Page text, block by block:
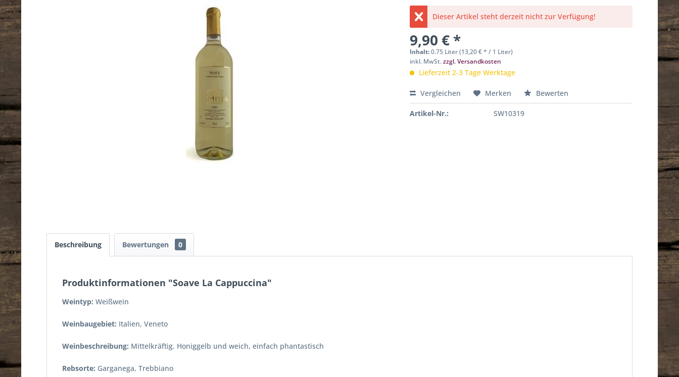
Dieser Artikel steht derzeit nicht zur Verfügung!
9,90 € *
Inhalt:0.75 Liter (13,20 € * / 1 Liter)
inkl. MwSt.zzgl. Versandkosten
Lieferzeit 2-3 Tage Werktage
Vergleichen Merken Bewerten
Artikel-Nr.: SW10319
Beschreibung Bewertungen 0
Produktinformationen "Soave La Cappuccina"
Weintyp: Weißwein
Weinbaugebiet: Italien, Veneto
Weinbeschreibung: Mittelkräftig. Honiggelb und weich, einfach phantastisch
Rebsorte: Garganega, Trebbiano